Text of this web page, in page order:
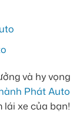
và hy vọng
Phát Auto
lái xe của bạn!